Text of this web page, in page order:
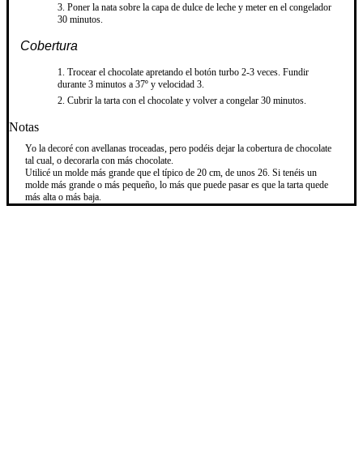
Poner la nata sobre la capa de dulce de leche y meter en el congelador
30 minutos.
Cobertura
Trocear el chocolate apretando el botón turbo 2-3 veces. Fundir
durante 3 minutos a 37º y velocidad 3.
Cubrir la tarta con el chocolate y volver a congelar 30 minutos.
Notas
Yo la decoré con avellanas troceadas, pero podéis dejar la cobertura de chocolate
tal cual, o decorarla con más chocolate.
Utilicé un molde más grande que el típico de 20 cm, de unos 26. Si tenéis un
molde más grande o más pequeño, lo más que puede pasar es que la tarta quede
más alta o más baja.